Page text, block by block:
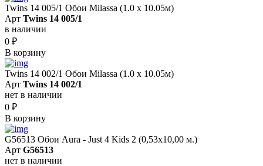
Twins 14 005/1 Обои Milassa (1.0 х 10.05м)
Арт Twins 14 005/1
в наличии
0 ₽
В корзину
Twins 14 002/1 Обои Milassa (1.0 х 10.05м)
Арт Twins 14 002/1
нет в наличии
0 ₽
В корзину
G56513 Обои Aura - Just 4 Kids 2 (0,53х10,00 м.)
Арт G56513
нет в наличии